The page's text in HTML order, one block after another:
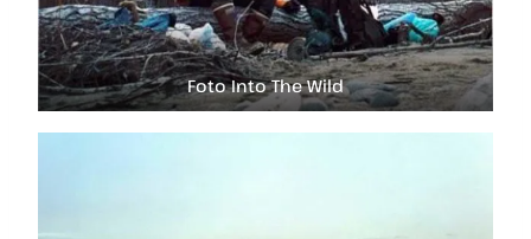
Foto Into The Wild